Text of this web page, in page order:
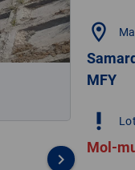
keyboard_arrow_right
location_on
MFY
priority_high
Mol-